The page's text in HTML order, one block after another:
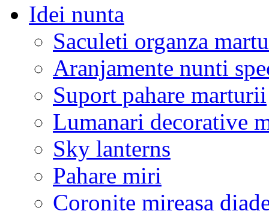
Idei nunta
Saculeti organza
Aranjamente nunti
Suport pahare marturii
Lumanari decorative
Sky lanterns
Pahare miri
Coronite mireasa